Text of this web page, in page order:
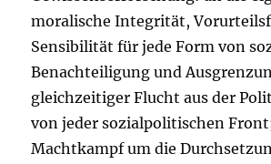
moralische Integrität,
Sensibilität für jede Form von
Benachteiligung und
gleichzeitiger Flucht aus der
von jeder sozialpolitischen
Machtkampf um die